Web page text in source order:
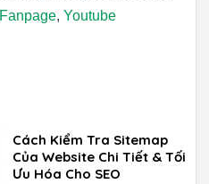
Fanpage, Youtube
Cách Kiểm Tra Sitemap
Của Website Chi Tiết & Tối
Ưu Hóa Cho SEO